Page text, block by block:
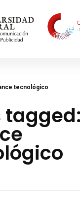
tecnológico
tagged: